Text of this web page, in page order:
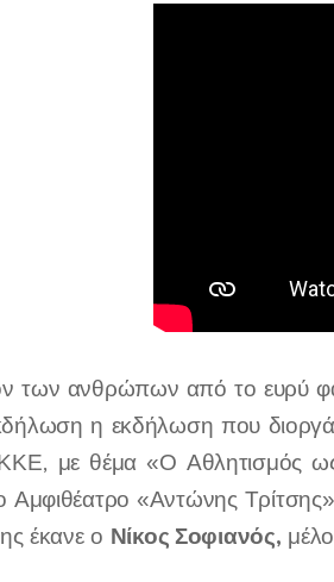
των ανθρώπων από το ευρύ
η εκδήλωση που
με θέμα «Ο Αθλητισμός ως
Αμφιθέατρο «Αντώνης
έκανε ο Νίκος Σοφιανός,